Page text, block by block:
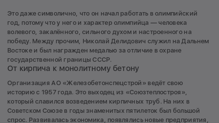
Это даже символично, что он начал работать в олимпийский
год, потому что у него и характер олимпийца — человека
волевого, закалённого, сильного духом и настроенного на
победу. Между прочим, Николай Делидович служил на Дальнем
Востоке и был награжден медалью за отличие в охране
государственной границы СССР.
От кирпича к монолитному бетону
Организация АО «Железобетонспецстрой» ведёт свою
историю с 1957 года. Это выходец из «Союзтеплостроя»,
который славился возведением кирпичных труб. На них в
Советском Союзе в годы знаменитых пятилеток был большой
спрос. Развивалась экономика, появлялись новые предприятия,